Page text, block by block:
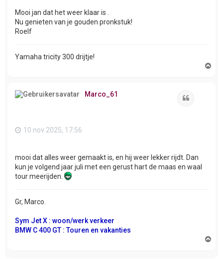
Mooi jan dat het weer klaar is .
Nu genieten van je gouden pronkstuk!
Roelf
Yamaha tricity 300 drijtje!
Marco_61
10 nov 2025, 17:56
mooi dat alles weer gemaakt is, en hij weer lekker rijdt. Dan
kun je volgend jaar juli met een gerust hart de maas en waal
tour meerijden.
Gr, Marco.
Sym Jet X : woon/werk verkeer
BMW C 400 GT : Touren en vakanties